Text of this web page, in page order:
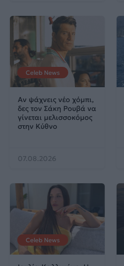
Celeb News
Αν ψάχνεις νέο χόμπι,
δες τον Σάκη Ρουβά να
γίνεται μελισσοκόμος
στην Κύθνο
07.08.2026
Celeb News